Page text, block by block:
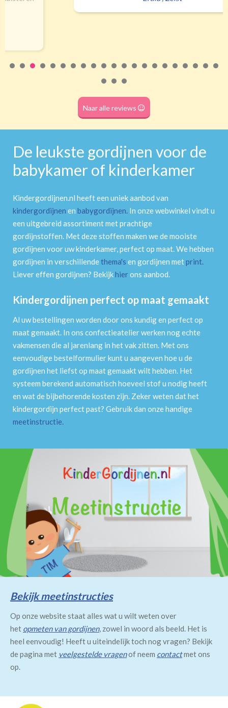
(tunnel)
(dubbele tunnel)
Naar alle reviews
De leukste gordijnen voor de
babykamer of kinderkamer
Kindergordijnen.nl heeft een uniek aanbod van
kindergordijnen en babygordijnen. In onze webwinkel vindt u
een uitgebreid assortiment met prachtige
gordijnstoffen. Met deze stoffen maken we de mooiste
gordijnen voor uw kinderkamer, perfect op maat. We hebben
gordijnen in verschillendethema's en gordijnen metprint.
Liever effen gordijnen? Bekijkhierons aanbod.
Kindergordijnen perfect op maat gemaakt
Al uw bestellingen worden door ons kundig en perfect op
maat gemaakt. In ons confectieatelier werken nog echte
vakmensen die al jarenlang in het vak zitten. Met ons
eenvoudige bestelformulier kunt u aangeven hoe u de
gordijnen het liefst op maat gemaakt wilt hebben. Het
systeem berekend automatisch hoeveel stof u nodig heeft
en wat de bijbehorende kosten zijn. Zeker weten dat het
kindergordijn perfect past? Gebruik dan onze handige
meetinstructie.
Bekijk meetinstructies
Op onze website staat alles wat u wilt weten over
het opmeten van gordijnen, zowel in woord als beeld. Het is
heel eenvoudig! Heeft u uiteindelijk toch nog vragen? Bekijk
de pagina met veelgestelde vragenof neem contactmet ons
op.